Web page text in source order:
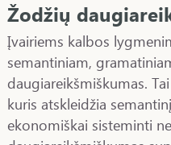
Žodžių
Įvairiems kalbos
semantiniam,
daugiareikšmiškumas.
kuris atskleidžia
ekonomiškai sisteminti